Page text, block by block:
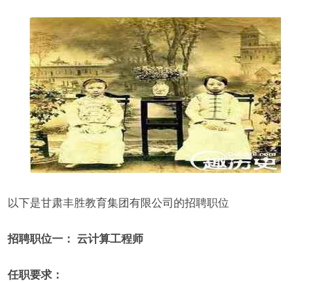
以下是甘肃丰胜教育集团有限公司的招聘职位
招聘职位一： 云计算工程师
任职要求：